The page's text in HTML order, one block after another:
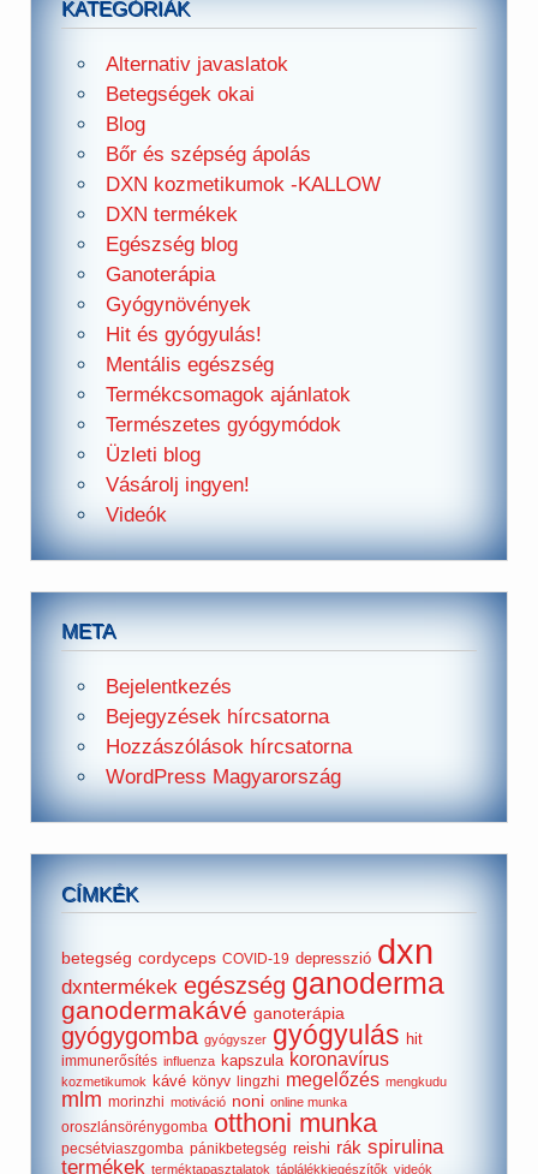
KATEGÓRIÁK
Alternativ javaslatok
Betegségek okai
Blog
Bőr és szépség ápolás
DXN kozmetikumok -KALLOW
DXN termékek
Egészség blog
Ganoterápia
Gyógynövények
Hit és gyógyulás!
Mentális egészség
Termékcsomagok ajánlatok
Természetes gyógymódok
Üzleti blog
Vásárolj ingyen!
Videók
META
Bejelentkezés
Bejegyzések hírcsatorna
Hozzászólások hírcsatorna
WordPress Magyarország
CÍMKÉK
betegség cordyceps COVID-19 depresszió dxn
dxntermékek egészség ganoderma
ganodermakávé ganoterápia
gyógygomba gyógyszer gyógyulás hit
immunerősítés influenza kapszula koronavírus
kozmetikumok kávé könyv lingzhi megelőzés mengkudu
mlm morinzhi motiváció noni online munka
oroszlánsörénygomba otthoni munka
pecsétviaszgomba pánikbetegség reishi rák spirulina
termékek terméktapasztalatok táplálékkiegészítők videók